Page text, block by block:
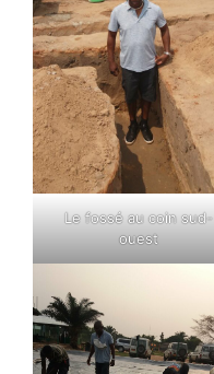
Le fossé au coin sud-
ouest